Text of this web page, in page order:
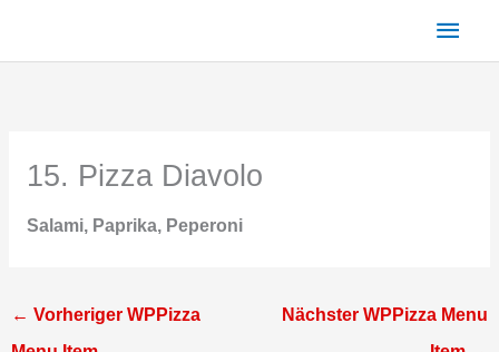
15. Pizza Diavolo
Salami, Paprika, Peperoni
← Vorheriger WPPizza
Nächster WPPizza Menu